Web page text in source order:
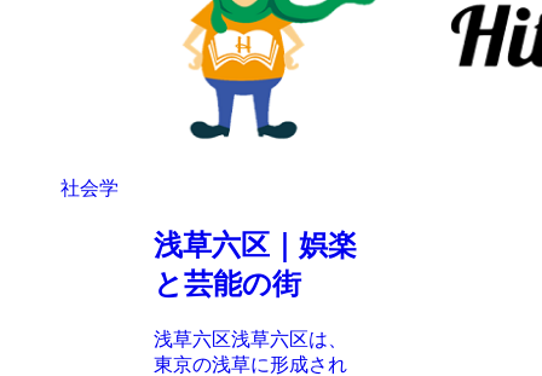
社会学
浅草六区｜娯楽
と芸能の街
浅草六区浅草六区は、
東京の浅草に形成され